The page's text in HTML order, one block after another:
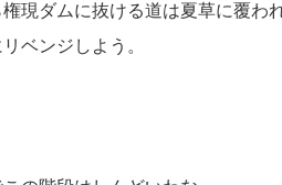
現ダムに抜ける道は夏草に覆わ
ベンジしよう。